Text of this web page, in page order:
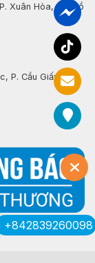
Xuân Hòa, Tp. Hồ
P. Cầu Giấy, Hà
+842839260098